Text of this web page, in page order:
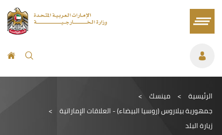
الرئيسية > مينسك >
جمهورية بيلاروس (روسيا البيضاء) - العلاقات الإماراتية >
زيارة البلد